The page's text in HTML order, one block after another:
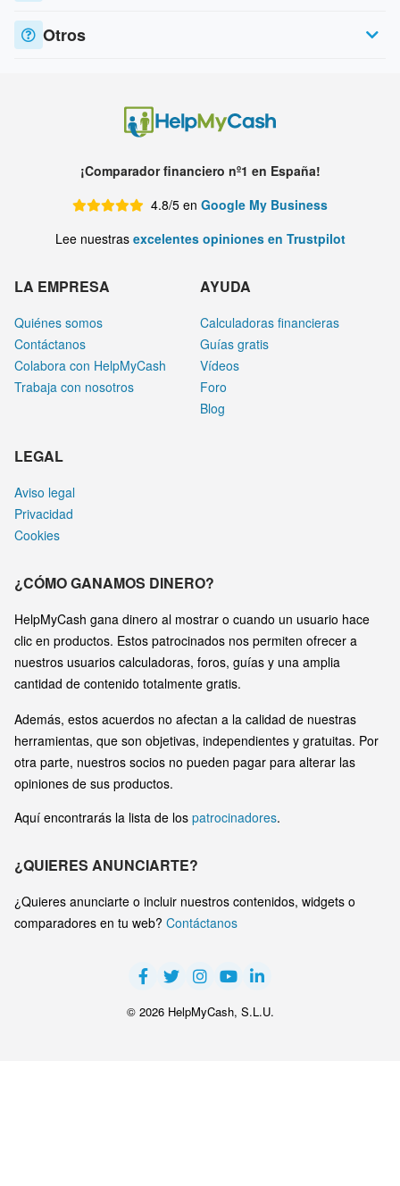
Otros
¡Comparador financiero nº1 en España!
4.8/5 en Google My Business
Lee nuestras excelentes opiniones en Trustpilot
LA EMPRESA
Quiénes somos
Contáctanos
Colabora con HelpMyCash
Trabaja con nosotros
AYUDA
Calculadoras financieras
Guías gratis
Vídeos
Foro
Blog
LEGAL
Aviso legal
Privacidad
Cookies
¿CÓMO GANAMOS DINERO?
HelpMyCash gana dinero al mostrar o cuando un usuario hace
clic en productos. Estos patrocinados nos permiten ofrecer a
nuestros usuarios calculadoras, foros, guías y una amplia
cantidad de contenido totalmente gratis.
Además, estos acuerdos no afectan a la calidad de nuestras
herramientas, que son objetivas, independientes y gratuitas. Por
otra parte, nuestros socios no pueden pagar para alterar las
opiniones de sus productos.
Aquí encontrarás la lista de los patrocinadores.
¿QUIERES ANUNCIARTE?
¿Quieres anunciarte o incluir nuestros contenidos, widgets o
comparadores en tu web? Contáctanos
© 2026 HelpMyCash, S.L.U.